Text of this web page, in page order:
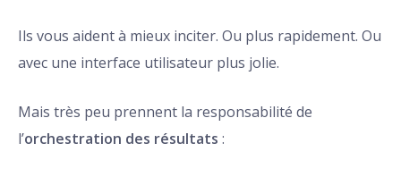
Ils vous aident à mieux inciter. Ou plus rapidement. Ou
avec une interface utilisateur plus jolie.
Mais très peu prennent la responsabilité de
l’orchestration des résultats :